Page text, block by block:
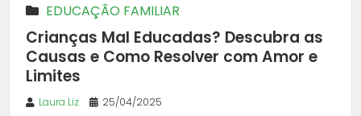
EDUCAÇÃO FAMILIAR
Crianças Mal Educadas? Descubra as
Causas e Como Resolver com Amor e
Limites
Laura Liz 25/04/2025